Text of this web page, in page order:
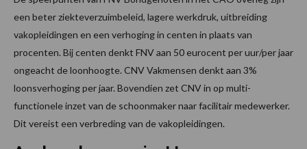
een beter ziekteverzuimbeleid, lagere werkdruk, uitbreiding
vakopleidingen en een verhoging in centen in plaats van
procenten. Bij centen denkt FNV aan 50 eurocent per uur/per jaar
ongeacht de loonhoogte. CNV Vakmensen denkt aan 3%
loonsverhoging per jaar. Bovendien zet CNV in op multi-
functionele inzet van de schoonmaker naar facilitair medewerker.
Dit vereist een verbreding van de vakopleidingen.